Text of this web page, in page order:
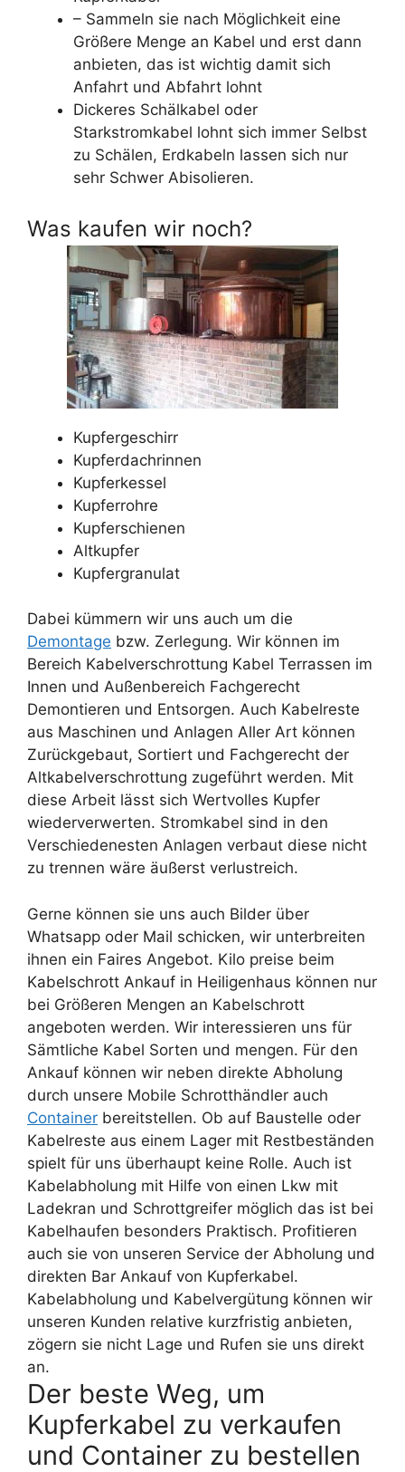
– Sammeln sie nach Möglichkeit eine
Größere Menge an Kabel und erst dann
anbieten, das ist wichtig damit sich
Anfahrt und Abfahrt lohnt
Dickeres Schälkabel oder
Starkstromkabel lohnt sich immer Selbst
zu Schälen, Erdkabeln lassen sich nur
sehr Schwer Abisolieren.
Was kaufen wir noch?
Kupfergeschirr
Kupferdachrinnen
Kupferkessel
Kupferrohre
Kupferschienen
Altkupfer
Kupfergranulat
Dabei kümmern wir uns auch um die
Demontage bzw. Zerlegung. Wir können im
Bereich Kabelverschrottung Kabel Terrassen im
Innen und Außenbereich Fachgerecht
Demontieren und Entsorgen. Auch Kabelreste
aus Maschinen und Anlagen Aller Art können
Zurückgebaut, Sortiert und Fachgerecht der
Altkabelverschrottung zugeführt werden. Mit
diese Arbeit lässt sich Wertvolles Kupfer
wiederverwerten. Stromkabel sind in den
Verschiedenesten Anlagen verbaut diese nicht
zu trennen wäre äußerst verlustreich.
Gerne können sie uns auch Bilder über
Whatsapp oder Mail schicken, wir unterbreiten
ihnen ein Faires Angebot. Kilo preise beim
Kabelschrott Ankauf in Heiligenhaus können nur
bei Größeren Mengen an Kabelschrott
angeboten werden. Wir interessieren uns für
Sämtliche Kabel Sorten und mengen. Für den
Ankauf können wir neben direkte Abholung
durch unsere Mobile Schrotthändler auch
Container bereitstellen. Ob auf Baustelle oder
Kabelreste aus einem Lager mit Restbeständen
spielt für uns überhaupt keine Rolle. Auch ist
Kabelabholung mit Hilfe von einen Lkw mit
Ladekran und Schrottgreifer möglich das ist bei
Kabelhaufen besonders Praktisch. Profitieren
auch sie von unseren Service der Abholung und
direkten Bar Ankauf von Kupferkabel.
Kabelabholung und Kabelvergütung können wir
unseren Kunden relative kurzfristig anbieten,
zögern sie nicht Lage und Rufen sie uns direkt
an.
Der beste Weg, um
Kupferkabel zu verkaufen
und Container zu bestellen